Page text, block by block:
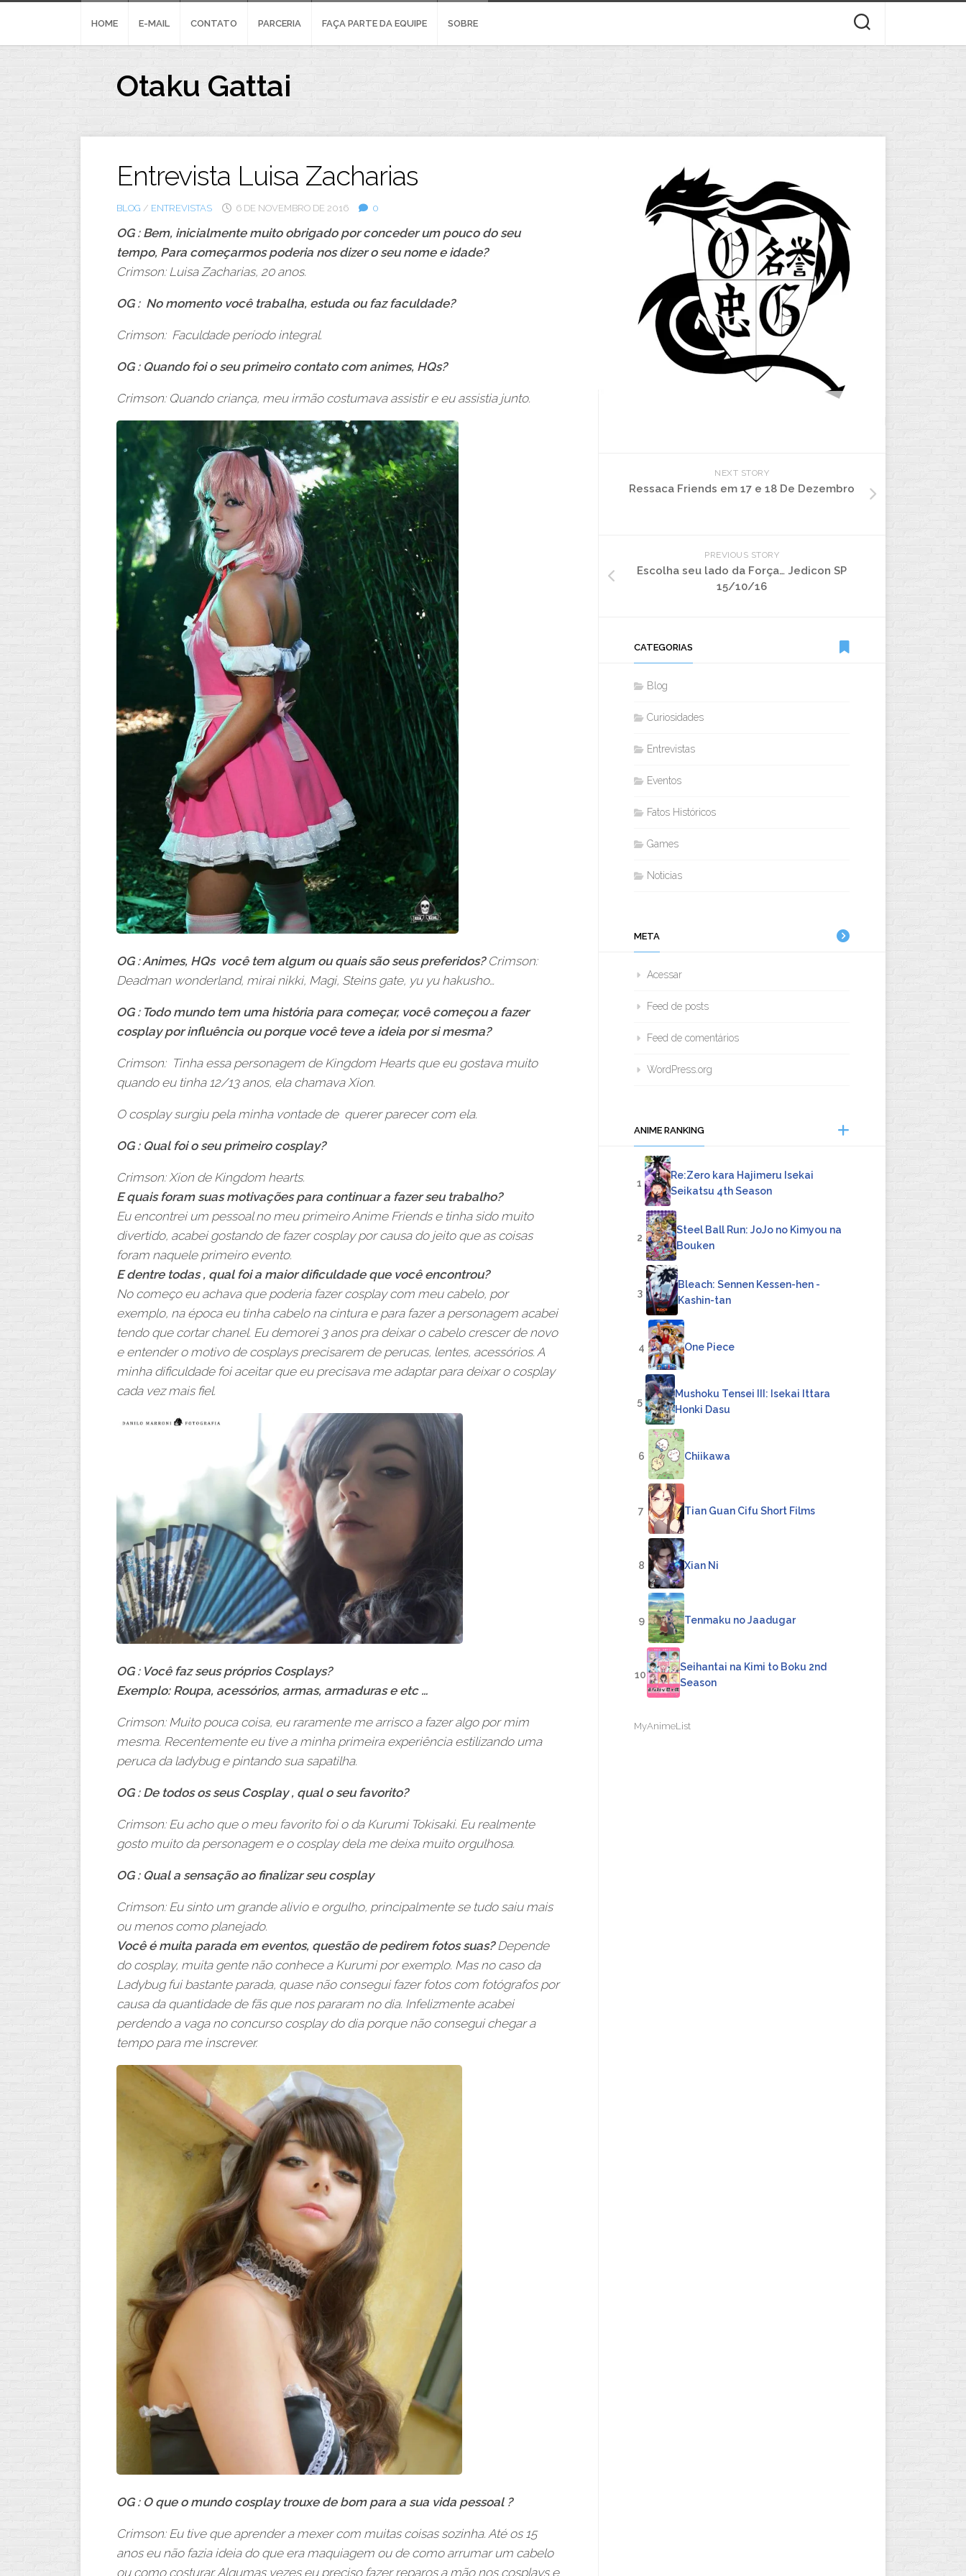
HOME E-MAIL CONTATO PARCERIA FAÇA PARTE DA EQUIPE SOBRE
Otaku Gattai
Entrevista Luisa Zacharias
BLOG / ENTREVISTAS 6 DE NOVEMBRO DE 2016 0
OG : Bem, inicialmente muito obrigado por conceder um pouco do seu
tempo, Para começarmos poderia nos dizer o seu nome e idade?
Crimson: Luisa Zacharias, 20 anos.
OG : No momento você trabalha, estuda ou faz faculdade?
Crimson: Faculdade período integral.
OG : Quando foi o seu primeiro contato com animes, HQs?
Crimson: Quando criança, meu irmão costumava assistir e eu assistia junto.
OG : Animes, HQs você tem algum ou quais são seus preferidos? Crimson:
Deadman wonderland, mirai nikki, Magi, Steins gate, yu yu hakusho…
OG : Todo mundo tem uma história para começar, você começou a fazer
cosplay por influência ou porque você teve a ideia por si mesma?
Crimson: Tinha essa personagem de Kingdom Hearts que eu gostava muito
quando eu tinha 12/13 anos, ela chamava Xion.
O cosplay surgiu pela minha vontade de querer parecer com ela.
OG : Qual foi o seu primeiro cosplay?
Crimson: Xion de Kingdom hearts.
E quais foram suas motivações para continuar a fazer seu trabalho?
Eu encontrei um pessoal no meu primeiro Anime Friends e tinha sido muito
divertido, acabei gostando de fazer cosplay por causa do jeito que as coisas
foram naquele primeiro evento.
E dentre todas , qual foi a maior dificuldade que você encontrou?
No começo eu achava que poderia fazer cosplay com meu cabelo, por
exemplo, na época eu tinha cabelo na cintura e para fazer a personagem acabei
tendo que cortar chanel. Eu demorei 3 anos pra deixar o cabelo crescer de novo
e entender o motivo de cosplays precisarem de perucas, lentes, acessórios. A
minha dificuldade foi aceitar que eu precisava me adaptar para deixar o cosplay
cada vez mais fiel.
OG : Você faz seus próprios Cosplays?
Exemplo: Roupa, acessórios, armas, armaduras e etc …
Crimson: Muito pouca coisa, eu raramente me arrisco a fazer algo por mim
mesma. Recentemente eu tive a minha primeira experiência estilizando uma
peruca da ladybug e pintando sua sapatilha.
OG : De todos os seus Cosplay , qual o seu favorito?
Crimson: Eu acho que o meu favorito foi o da Kurumi Tokisaki. Eu realmente
gosto muito da personagem e o cosplay dela me deixa muito orgulhosa.
OG : Qual a sensação ao finalizar seu cosplay
Crimson: Eu sinto um grande alivio e orgulho, principalmente se tudo saiu mais
ou menos como planejado.
Você é muita parada em eventos, questão de pedirem fotos suas?Depende
do cosplay, muita gente não conhece a Kurumi por exemplo. Mas no caso da
Ladybug fui bastante parada, quase não consegui fazer fotos com fotógrafos por
causa da quantidade de fãs que nos pararam no dia. Infelizmente acabei
perdendo a vaga no concurso cosplay do dia porque não consegui chegar a
tempo para me inscrever.
OG : O que o mundo cosplay trouxe de bom para a sua vida pessoal ?
Crimson: Eu tive que aprender a mexer com muitas coisas sozinha. Até os 15
anos eu não fazia ideia do que era maquiagem ou de como arrumar um cabelo
ou como costurar. Algumas vezes eu preciso fazer reparos a mão nos cosplays e
NEXT STORY
Ressaca Friends em 17 e 18 De Dezembro
PREVIOUS STORY
Escolha seu lado da Força… Jedicon SP
15/10/16
CATEGORIAS
Blog
Curiosidades
Entrevistas
Eventos
Fatos Históricos
Games
Noticias
META
Acessar
Feed de posts
Feed de comentários
WordPress.org
ANIME RANKING
1
Re:Zero kara Hajimeru Isekai
Seikatsu 4th Season
2
Steel Ball Run: JoJo no Kimyou na
Bouken
3
Bleach: Sennen Kessen-hen -
Kashin-tan
4 One Piece
5
Mushoku Tensei III: Isekai Ittara
Honki Dasu
6 Chiikawa
7 Tian Guan Cifu Short Films
8 Xian Ni
9 Tenmaku no Jaadugar
10
Seihantai na Kimi to Boku 2nd
Season
MyAnimeList